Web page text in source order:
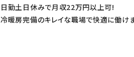
日勤土日休みで月収22万円以上可!
冷暖房完備のキレイな職場で快適に働け